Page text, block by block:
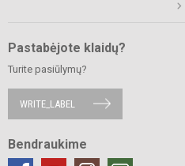
Pastabėjote klaidų?
Turite pasiūlymų?
WRITE_LABEL
Bendraukime